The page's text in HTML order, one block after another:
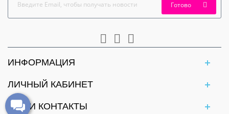
Готово
ИНФОРМАЦИЯ
ЛИЧНЫЙ КАБИНЕТ
НАШИ КОНТАКТЫ